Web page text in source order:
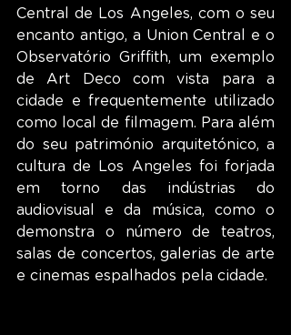
Central de Los Angeles, com o seu
encanto antigo, a Union Central e o
Observatório Griffith, um exemplo
de Art Deco com vista para a
cidade e frequentemente utilizado
como local de filmagem. Para além
do seu património arquitetónico, a
cultura de Los Angeles foi forjada
em torno das indústrias do
audiovisual e da música, como o
demonstra o número de teatros,
salas de concertos, galerias de arte
e cinemas espalhados pela cidade.